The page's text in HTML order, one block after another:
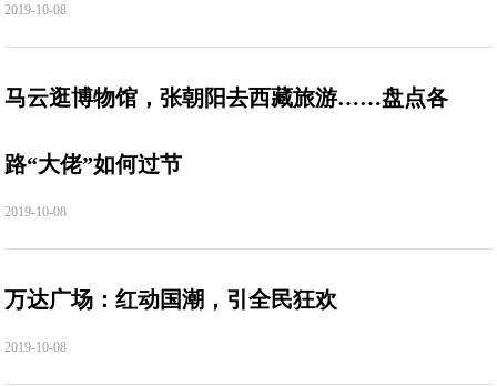
2019-10-08
马云逛博物馆，张朝阳去西藏旅游……盘点各
路“大佬”如何过节
2019-10-08
万达广场：红动国潮，引全民狂欢
2019-10-08